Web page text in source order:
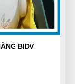
shop giải
MINH LONG